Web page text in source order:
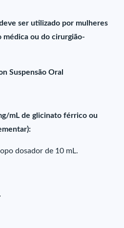
ser utilizado por mulheres
médica ou do cirurgião-
Suspensão Oral
mL de glicinato férrico ou
dosador de 10 mL.